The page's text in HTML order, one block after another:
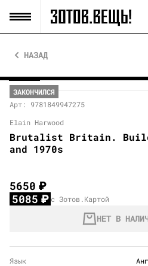
НАЗАД
ЗАКОНЧИЛСЯ
Арт: 9781849947275
Elain Harwood
Brutalist Britain.
and 1970s
5650₽
5085₽ с Зотов.Картой
НЕТ В
Язык